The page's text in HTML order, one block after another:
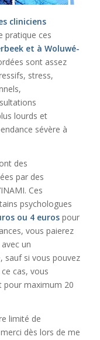
cliniciens
pratique ces
et à Woluwé-
sont assez
stress,
lourds et
sévère à
des
par des
Ces
psychologues
ou 4 euros pour
vous paierez
un
sauf si vous pouvez
cas, vous
pour maximum 20
limité de
merci dès lors de me